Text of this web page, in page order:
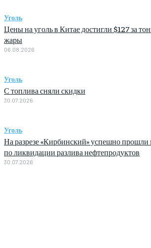
Уголь
Цены на уголь в Китае достигли $127 за
жары
06.08.2026
Уголь
С топлива сняли скидки
30.07.2026
Уголь
На разрезе «Кирбинский» успешно
по ликвидации разлива нефтепродуктов
30.07.2026